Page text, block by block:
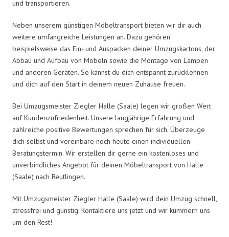
und transportieren.
Neben unserem günstigen Möbeltransport bieten wir dir auch
weitere umfangreiche Leistungen an. Dazu gehören
beispielsweise das Ein- und Auspacken deiner Umzugskartons, der
Abbau und Aufbau von Möbeln sowie die Montage von Lampen
und anderen Geräten. So kannst du dich entspannt zurücklehnen
und dich auf den Start in deinem neuen Zuhause freuen.
Bei Umzugsmeister Ziegler Halle (Saale) legen wir großen Wert
auf Kundenzufriedenheit. Unsere langjährige Erfahrung und
zahlreiche positive Bewertungen sprechen für sich. Überzeuge
dich selbst und vereinbare noch heute einen individuellen
Beratungstermin. Wir erstellen dir gerne ein kostenloses und
unverbindliches Angebot für deinen Möbeltransport von Halle
(Saale) nach Reutlingen.
Mit Umzugsmeister Ziegler Halle (Saale) wird dein Umzug schnell,
stressfrei und günstig. Kontaktiere uns jetzt und wir kümmern uns
um den Rest!